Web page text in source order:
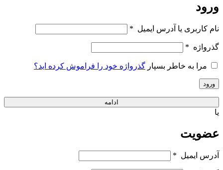
ورود
نام کاربری یا آدرس ایمیل *
گذرواژه *
مرا به خاطر بسپار گذرواژه خود را فراموش کرده اید؟
ورود
ادامه
یا
عضویت
آدرس ایمیل *